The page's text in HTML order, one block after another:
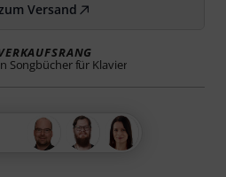
Versand
Songbücher für Klavier